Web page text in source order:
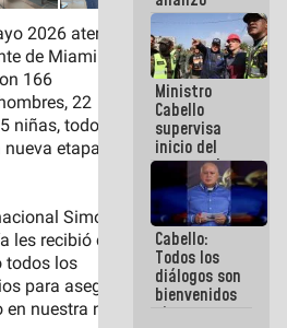
junto a
gobernadores
planes de
recuperación
del Sistema
Eléctrico
Nacional
Ministro
Cabello
supervisa
inicio del
proceso de
demolición
de
edificaciones
declaradas
en riesgo en
La Guaira
(+Fotos)
Cabello:
Todos los
diálogos son
bienvenidos
siempre que